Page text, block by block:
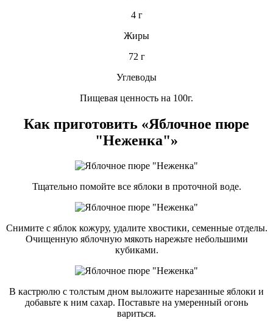
4 г
Жиры
72 г
Углеводы
Пищевая ценность на 100г.
Как приготовить «Яблочное пюре
"Неженка"»
Тщательно помойте все яблоки в проточной воде.
Снимите с яблок кожуру, удалите хвостики, семенные отделы.
Очищенную яблочную мякоть нарежьте небольшими
кубиками.
В кастрюлю с толстым дном выложите нарезанные яблоки и
добавьте к ним сахар. Поставьте на умеренный огонь
вариться.